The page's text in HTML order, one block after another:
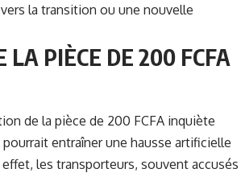
la transition ou une nouvelle
PIÈCE DE 200 FCFA
de la pièce de 200 FCFA inquiète
entraîner une hausse artificielle
les transporteurs, souvent accusés